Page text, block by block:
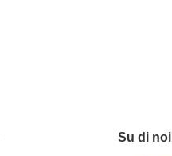
Su di noi